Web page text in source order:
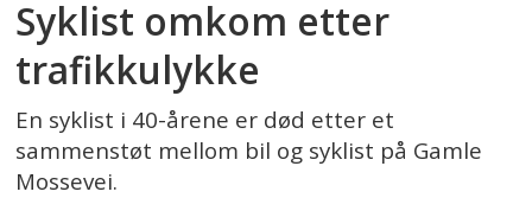
Syklist omkom etter
trafikkulykke
En syklist i 40-årene er død etter et
sammenstøt mellom bil og syklist på Gamle
Mossevei.